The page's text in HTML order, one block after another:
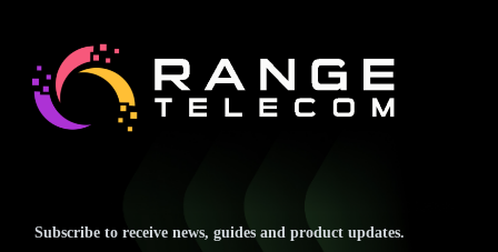
Subscribe to receive news, guides and product updates.